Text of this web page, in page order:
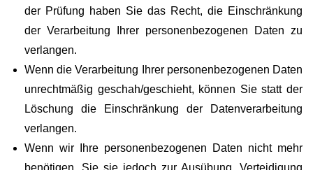
der Prüfung haben Sie das Recht, die Einschränkung
der Verarbeitung Ihrer personenbezogenen Daten zu
verlangen.
Wenn die Verarbeitung Ihrer personenbezogenen Daten
unrechtmäßig geschah/geschieht, können Sie statt der
Löschung die Einschränkung der Datenverarbeitung
verlangen.
Wenn wir Ihre personenbezogenen Daten nicht mehr
benötigen, Sie sie jedoch zur Ausübung, Verteidigung